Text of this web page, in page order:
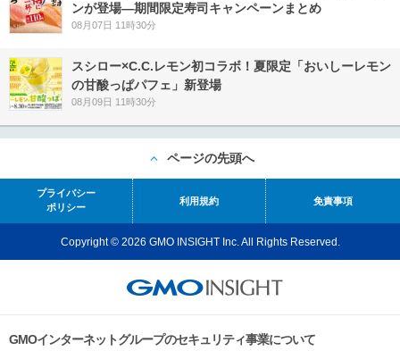
ンが登場―期間限定寿司キャンペーンまとめ
08月07日 11時30分
スシロー×C.C.レモン初コラボ！夏限定「おいしーレモン
の甘酸っぱパフェ」新登場
08月09日 11時30分
ページの先頭へ
プライバシー
ポリシー
利用規約 免責事項
Copyright © 2026 GMO INSIGHT Inc. All Rights Reserved.
GMOインターネットグループのセキュリティ事業について